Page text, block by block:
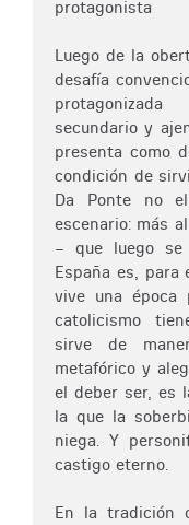
protagonista
Luego de la
desafía
secundario y
presenta como
condición de
Da Ponte no
escenario: más
– que luego
España es, para
vive una época
catolicismo
sirve de
metafórico y
el deber ser, es
la que la
niega. Y
castigo eterno.
En la tradición